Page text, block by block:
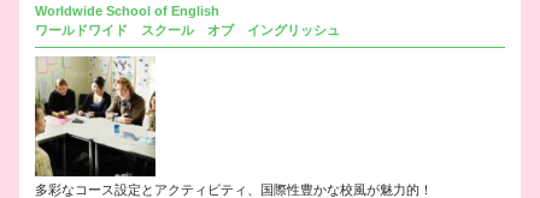
Worldwide School of English
ワールドワイド スクール オブ イングリッシュ
多彩なコース設定とアクティビティ、国際性豊かな校風が魅力的！